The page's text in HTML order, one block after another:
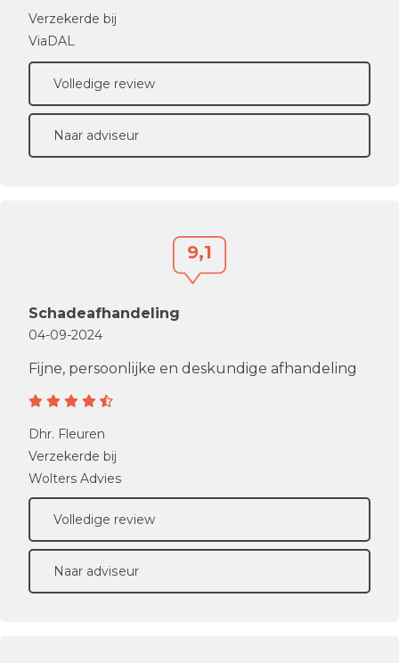
Verzekerde bij
ViaDAL
Volledige review
Naar adviseur
9,1
Schadeafhandeling
04-09-2024
Fijne, persoonlijke en deskundige afhandeling
Dhr. Fleuren
Verzekerde bij
Wolters Advies
Volledige review
Naar adviseur